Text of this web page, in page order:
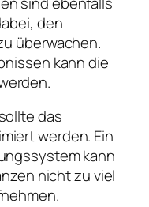
den
überwachen.
kann die
das
werden. Ein
kann
nicht zu viel